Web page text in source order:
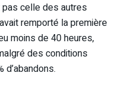
pas celle des autres
remporté la première
moins de 40 heures,
des conditions